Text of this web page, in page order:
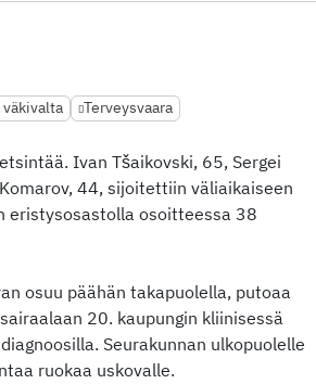
Terveysvaara
Ivan Tšaikovski, 65, Sergei
44, sijoitettiin väliaikaiseen
eristysosastolla osoitteessa 38
osuu päähän takapuolella, putoaa
20. kaupungin kliinisessä
Seurakunnan ulkopuolelle
ruokaa uskovalle.